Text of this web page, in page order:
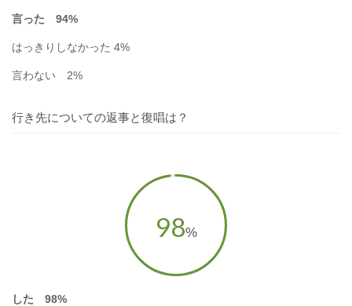
言った 94%
はっきりしなかった 4%
言わない 2%
行き先についての返事と復唱は？
98%
した 98%